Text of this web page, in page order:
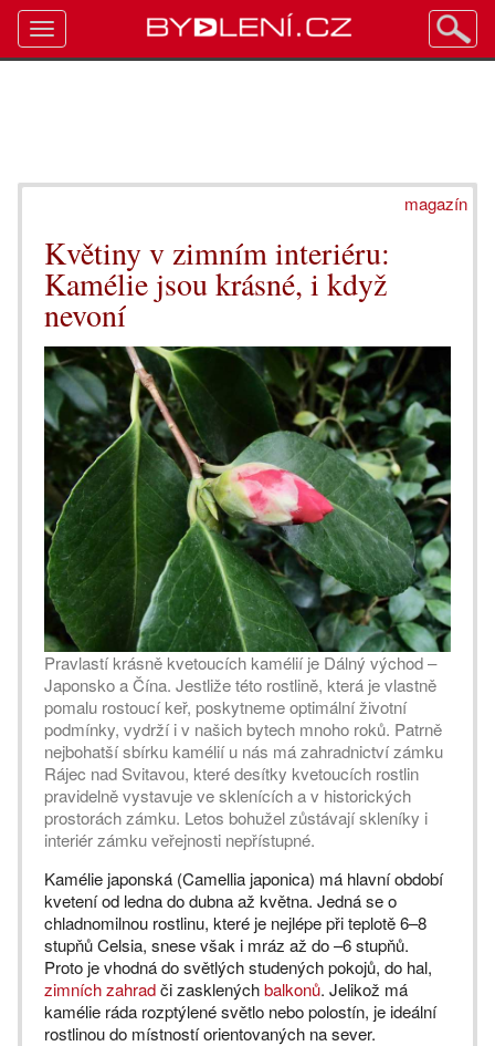
magazín
Květiny v zimním interiéru:
Kamélie jsou krásné, i když
nevoní
Pravlastí krásně kvetoucích kamélií je Dálný východ –
Japonsko a Čína. Jestliže této rostlině, která je vlastně
pomalu rostoucí keř, poskytneme optimální životní
podmínky, vydrží i v našich bytech mnoho roků. Patrně
nejbohatší sbírku kamélií u nás má zahradnictví zámku
Rájec nad Svitavou, které desítky kvetoucích rostlin
pravidelně vystavuje ve sklenících a v historických
prostorách zámku. Letos bohužel zůstávají skleníky i
interiér zámku veřejnosti nepřístupné.
Kamélie japonská (Camellia japonica) má hlavní období
kvetení od ledna do dubna až května. Jedná se o
chladnomilnou rostlinu, které je nejlépe při teplotě 6–8
stupňů Celsia, snese však i mráz až do –6 stupňů.
Proto je vhodná do světlých studených pokojů, do hal,
zimních zahradči zasklenýchbalkonů. Jelikož má
kamélie ráda rozptýlené světlo nebo polostín, je ideální
rostlinou do místností orientovaných na sever.
Toggle
navigation